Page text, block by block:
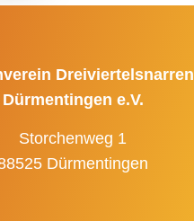
Dreiviertelsnarren
Dürmentingen e.V.
Storchenweg 1
Dürmentingen